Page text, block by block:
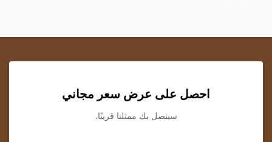
احصل على عرض سعر مجاني
سيتصل بك ممثلنا قريبًا.